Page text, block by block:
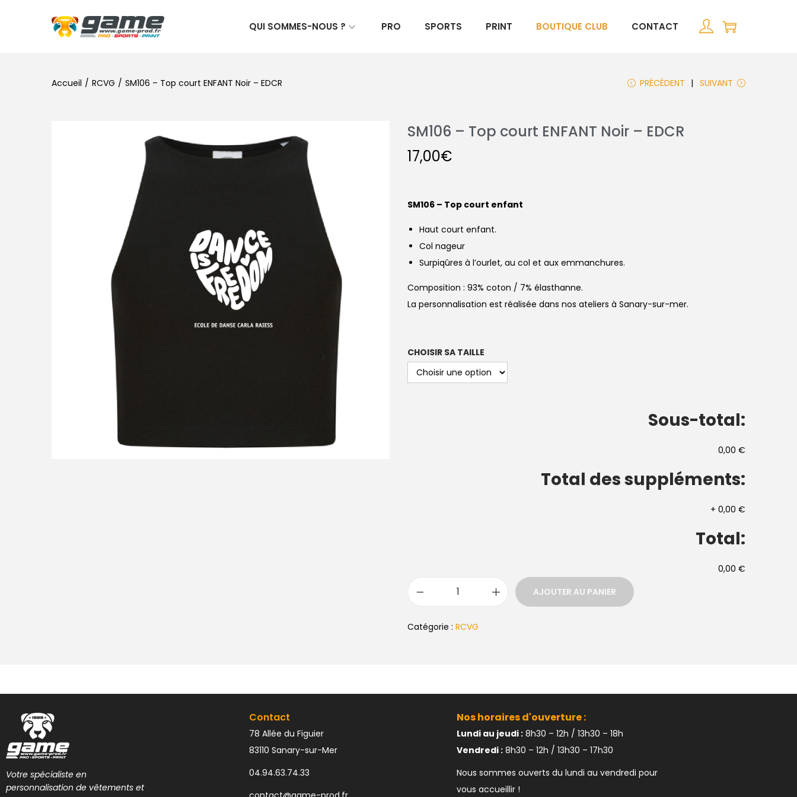
QUI SOMMES-NOUS ? PRO SPORTS PRINT BOUTIQUE CLUB CONTACT
Accueil / RCVG / SM106 – Top court ENFANT Noir – EDCR PRÉCÉDENT SUIVANT
SM106 – Top court ENFANT Noir – EDCR
17,00€
SM106 – Top court enfant
Haut court enfant.
Col nageur
Surpiqûres à l’ourlet, au col et aux emmanchures.
Composition : 93% coton / 7% élasthanne.
La personnalisation est réalisée dans nos ateliers à Sanary-sur-mer.
CHOISIR SA TAILLE
Sous-total:
0,00 €
Total des suppléments:
+ 0,00 €
Total:
0,00 €
AJOUTER AU PANIER
Catégorie : RCVG
Votre spécialiste en
personnalisation de vêtements et
Contact
78 Allée du Figuier
83110 Sanary-sur-Mer
04.94.63.74.33
Nos horaires d'ouverture :
Lundi au jeudi : 8h30 – 12h / 13h30 – 18h
Vendredi : 8h30 – 12h / 13h30 – 17h30
Nous sommes ouverts du lundi au vendredi pour
vous accueillir !